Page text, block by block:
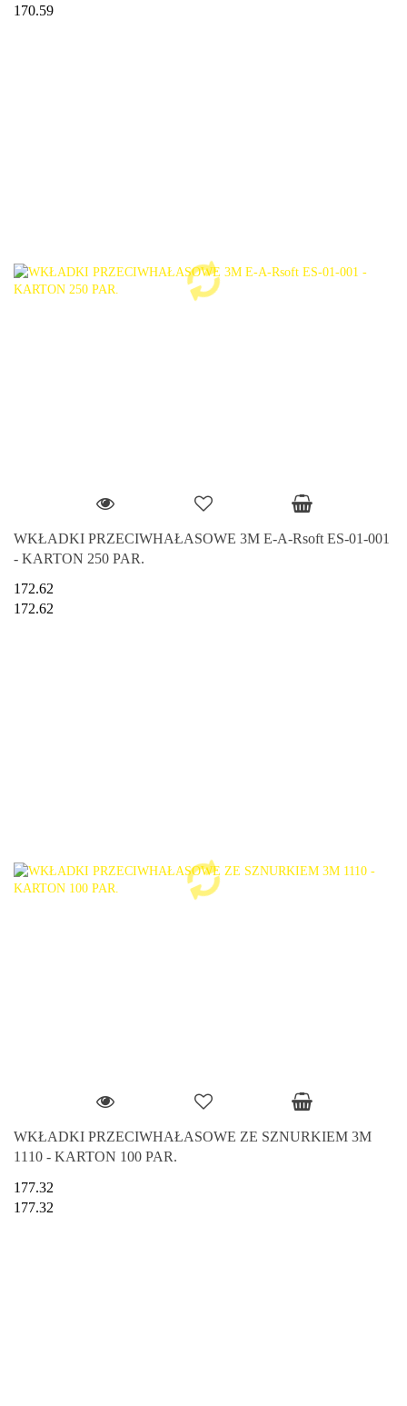
170.59
WKŁADKI PRZECIWHAŁASOWE 3M E-A-Rsoft ES-01-001
- KARTON 250 PAR.
172.62
172.62
WKŁADKI PRZECIWHAŁASOWE ZE SZNURKIEM 3M
1110 - KARTON 100 PAR.
177.32
177.32